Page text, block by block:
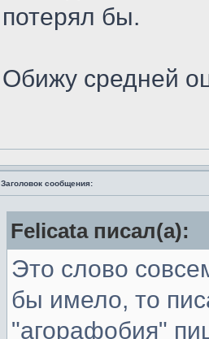
потерял бы.
Обижу средней
Заголовок сообщения:
Felicata писал(а):
Это слово
бы имело, то
"агорафобия"